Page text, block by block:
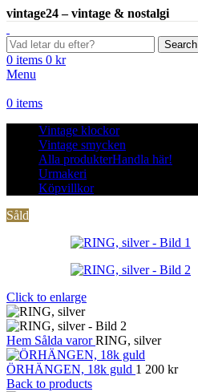
vintage24 – vintage & nostalgi
Search
0 items 0 kr
Menu
0 items
Vintage klockor
Vintage smycken
Alla produkterHandla här!
Urmakeri
Köpvillkor
Såld
Click to enlarge
Hem Sålda varorRING, silver
ÖRHÄNGEN, 18k guld 1 200 kr
Back to products